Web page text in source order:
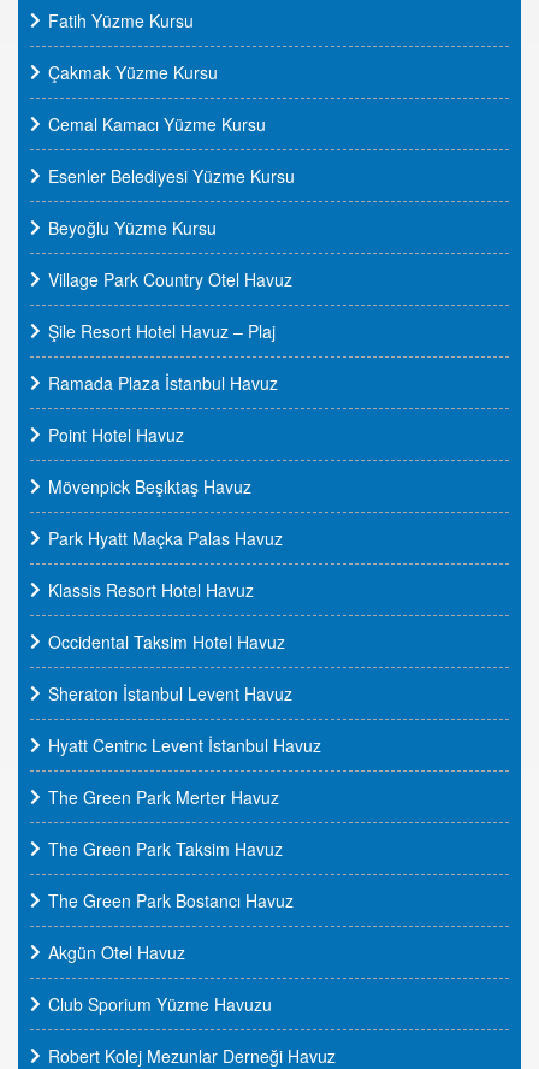
Fatih Yüzme Kursu
Çakmak Yüzme Kursu
Cemal Kamacı Yüzme Kursu
Esenler Belediyesi Yüzme Kursu
Beyoğlu Yüzme Kursu
Village Park Country Otel Havuz
Şile Resort Hotel Havuz – Plaj
Ramada Plaza İstanbul Havuz
Point Hotel Havuz
Mövenpick Beşiktaş Havuz
Park Hyatt Maçka Palas Havuz
Klassis Resort Hotel Havuz
Occidental Taksim Hotel Havuz
Sheraton İstanbul Levent Havuz
Hyatt Centrıc Levent İstanbul Havuz
The Green Park Merter Havuz
The Green Park Taksim Havuz
The Green Park Bostancı Havuz
Akgün Otel Havuz
Club Sporium Yüzme Havuzu
Robert Kolej Mezunlar Derneği Havuz